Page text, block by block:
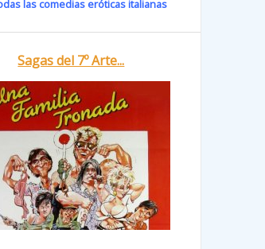
las comedias eróticas italianas
Sagas del 7º Arte...